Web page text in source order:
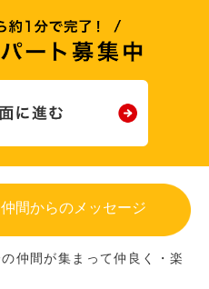
間からのメッセージ
仲間が集まって仲良く・楽